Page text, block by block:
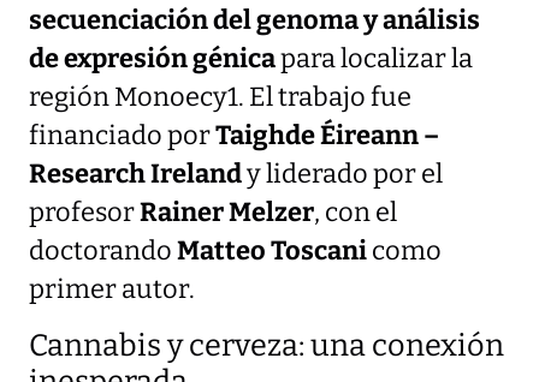
secuenciación del genoma y análisis
de expresión génicapara localizar la
región Monoecy1. El trabajo fue
financiado porTaighde Éireann –
Research Irelandy liderado por el
profesorRainer Melzer, con el
doctorandoMatteo Toscanicomo
primer autor.
Cannabis y cerveza: una conexión